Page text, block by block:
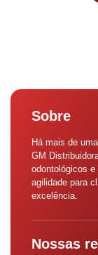
Sobre
Há mais de
GM
odontológicos
agilidade para
excelência.
Nossas